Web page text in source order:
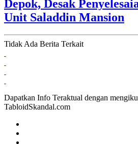
Depok, Desak
Unit Saladdin Mansion
Tidak Ada Berita Terkait
Dapatkan Info Teraktual dengan
TabloidSkandal.com